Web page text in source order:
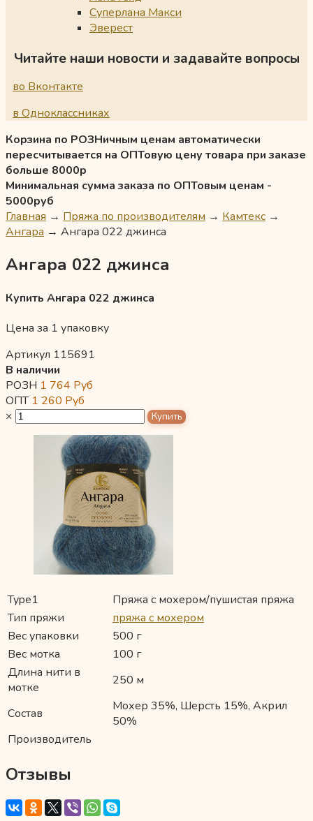
Суперлана Макси
Эверест
Читайте наши новости и задавайте вопросы
во Вконтакте
в Одноклассниках
Корзина по РОЗНичным ценам автоматически
пересчитывается на ОПТовую цену товара при заказе
больше 8000р
Минимальная сумма заказа по ОПТовым ценам -
5000руб
Главная → Пряжа по производителям → Камтекс →
Ангара → Ангара 022 джинса
Ангара 022 джинса
Купить Ангара 022 джинса
Цена за 1 упаковку
Артикул 115691
В наличии
РОЗН 1 764 Руб
ОПТ 1 260 Руб
×
Type1
Пряжа с мохером/пушистая пряжа
Тип пряжи
пряжа с мохером
Вес упаковки
500 г
Вес мотка
100 г
Длина нити в
мотке
250 м
Состав
Мохер 35%, Шерсть 15%, Акрил
50%
Производитель
Отзывы